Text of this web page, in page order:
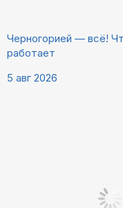
Черногорией — всё!
работает
5 авг 2026